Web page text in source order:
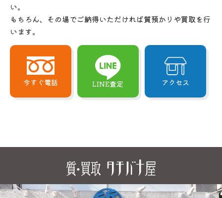
い。
もちろん、その場でご納得いただければ質預かりや買取を行
います。
今すぐ電話 LINE査定 アクセス